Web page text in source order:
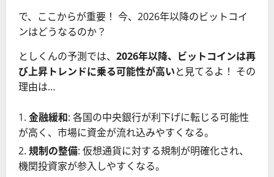
で、ここからが重要！ 今、2026年以降のビットコイ
ンはどうなるのか？
としくんの予測では、 2026年以降、ビットコインは再
び上昇トレンドに乗る可能性が高いと見てるよ！ その
理由は…
金融緩和: 各国の中央銀行が利下げに転じる可能性
が高く、市場に資金が流れ込みやすくなる。
規制の整備: 仮想通貨に対する規制が明確化され、
機関投資家が参入しやすくなる。